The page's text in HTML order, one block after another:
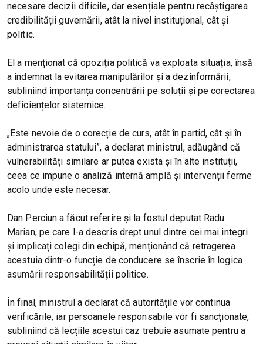
necesare decizii dificile, dar esențiale pentru recâștigarea
credibilității guvernării, atât la nivel instituțional, cât și
politic.
El a menționat că opoziția politică va exploata situația, însă
a îndemnat la evitarea manipulărilor și a dezinformării,
subliniind importanța concentrării pe soluții și pe corectarea
deficiențelor sistemice.
„Este nevoie de o corecție de curs, atât în partid, cât și în
administrarea statului”, a declarat ministrul, adăugând că
vulnerabilități similare ar putea exista și în alte instituții,
ceea ce impune o analiză internă amplă și intervenții ferme
acolo unde este necesar.
Dan Perciun a făcut referire și la fostul deputat Radu
Marian, pe care l-a descris drept unul dintre cei mai integri
și implicați colegi din echipă, menționând că retragerea
acestuia dintr-o funcție de conducere se înscrie în logica
asumării responsabilității politice.
În final, ministrul a declarat că autoritățile vor continua
verificările, iar persoanele responsabile vor fi sancționate,
subliniind că lecțiile acestui caz trebuie asumate pentru a